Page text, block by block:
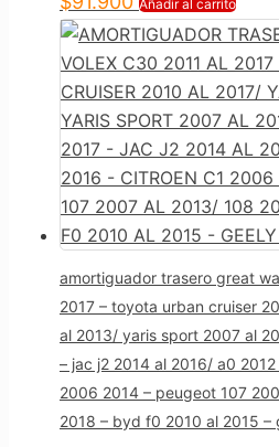
Añadir al carrito
amortiguador trasero great
2017 – toyota urban cruiser
al 2013/ yaris sport 2007 al
– jac j2 2014 al 2016/ a0
2006 2014 – peugeot 107
2018 – byd f0 2010 al 2015 –